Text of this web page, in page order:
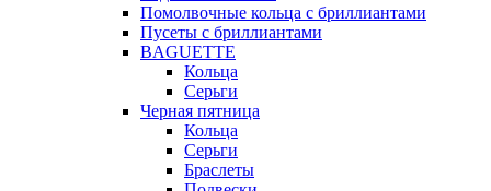
Помолвочные кольца с бриллиантами
Пусеты с бриллиантами
BAGUETTE
Кольца
Серьги
Черная пятница
Кольца
Серьги
Браслеты